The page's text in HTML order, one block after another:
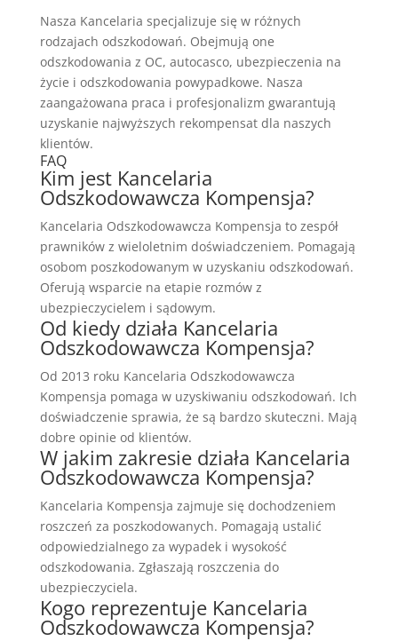
Nasza Kancelaria specjalizuje się w różnych
rodzajach odszkodowań. Obejmują one
odszkodowania z OC, autocasco, ubezpieczenia na
życie i odszkodowania powypadkowe. Nasza
zaangażowana praca i profesjonalizm gwarantują
uzyskanie najwyższych rekompensat dla naszych
klientów.
FAQ
Kim jest Kancelaria
Odszkodowawcza Kompensja?
Kancelaria Odszkodowawcza Kompensja to zespół
prawników z wieloletnim doświadczeniem. Pomagają
osobom poszkodowanym w uzyskaniu odszkodowań.
Oferują wsparcie na etapie rozmów z
ubezpieczycielem i sądowym.
Od kiedy działa Kancelaria
Odszkodowawcza Kompensja?
Od 2013 roku Kancelaria Odszkodowawcza
Kompensja pomaga w uzyskiwaniu odszkodowań. Ich
doświadczenie sprawia, że są bardzo skuteczni. Mają
dobre opinie od klientów.
W jakim zakresie działa Kancelaria
Odszkodowawcza Kompensja?
Kancelaria Kompensja zajmuje się dochodzeniem
roszczeń za poszkodowanych. Pomagają ustalić
odpowiedzialnego za wypadek i wysokość
odszkodowania. Zgłaszają roszczenia do
ubezpieczyciela.
Kogo reprezentuje Kancelaria
Odszkodowawcza Kompensja?